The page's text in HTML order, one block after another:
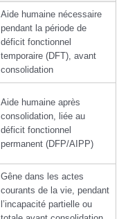
Aide humaine nécessaire
pendant la période de
déficit fonctionnel
temporaire (DFT), avant
consolidation
Aide humaine après
consolidation, liée au
déficit fonctionnel
permanent (DFP/AIPP)
Gêne dans les actes
courants de la vie, pendant
l’incapacité partielle ou